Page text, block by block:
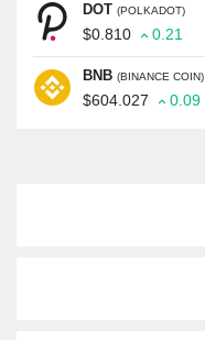
DOT (POLKADOT)
$0.810 0.21
BNB (BINANCE COIN)
$604.027 0.09